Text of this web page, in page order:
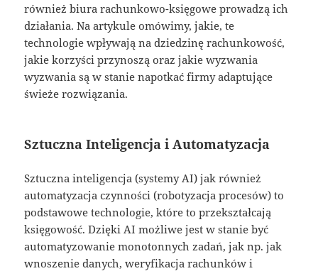
również biura rachunkowo-księgowe prowadzą ich
działania. Na artykule omówimy, jakie, te
technologie wpływają na dziedzinę rachunkowość,
jakie korzyści przynoszą oraz jakie wyzwania
wyzwania są w stanie napotkać firmy adaptujące
świeże rozwiązania.
Sztuczna Inteligencja i Automatyzacja
Sztuczna inteligencja (systemy AI) jak również
automatyzacja czynności (robotyzacja procesów) to
podstawowe technologie, które to przekształcają
księgowość. Dzięki AI możliwe jest w stanie być
automatyzowanie monotonnych zadań, jak np. jak
wnoszenie danych, weryfikacja rachunków i